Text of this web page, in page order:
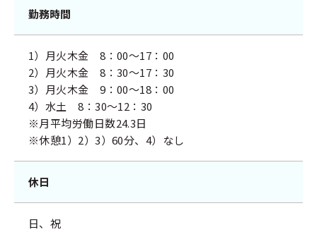
勤務時間
1）月火木金 8：00～17：00
2）月火木金 8：30～17：30
3）月火木金 9：00～18：00
4）水土 8：30～12：30
※月平均労働日数24.3日
※休憩1）2）3）60分、4）なし
休日
日、祝